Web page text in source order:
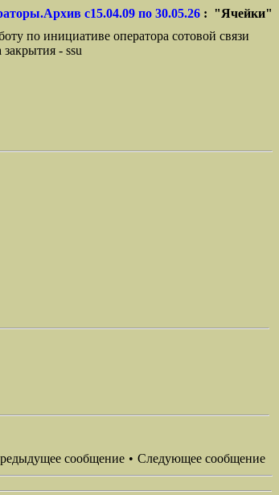
с15.04.09 по 30.05.26 : "Ячейки"
по инициативе оператора сотовой связи
- ssu
сообщение • Следующее сообщение